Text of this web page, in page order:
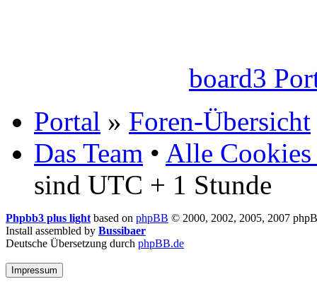
board3
Portal » Foren-Übersicht
Das Team • Alle Cookies
sind UTC + 1 Stunde
Phpbb3 plus lightbased on phpBB © 2000, 2002, 2005, 2007
Install assembled by Bussibaer
Deutsche Übersetzung durch phpBB.de